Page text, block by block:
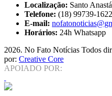
Localização: Santo
Telefone: (18) 99739-1622
E-mail:
Horários: 24h Whatsapp
2026. No Fato Notícias Todos
por: Creative Core
APOIADO POR: